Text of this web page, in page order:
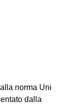
norma Uni
dalla